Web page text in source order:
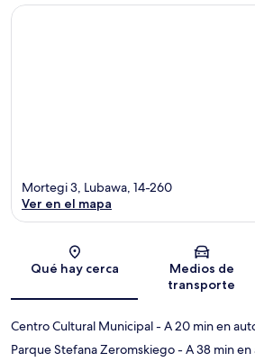
Sección
Mortegi 3, Lubawa, 14-260
Ver en el mapa
Qué hay cerca
Medios de
transporte
Centro Cultural Municipal- A 20 min en
Parque Stefana Zeromskiego- A 38 min en